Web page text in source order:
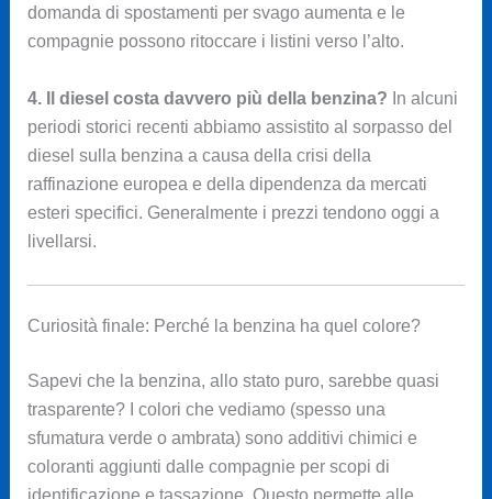
domanda di spostamenti per svago aumenta e le
compagnie possono ritoccare i listini verso l’alto.
4. Il diesel costa davvero più della benzina? In alcuni
periodi storici recenti abbiamo assistito al sorpasso del
diesel sulla benzina a causa della crisi della
raffinazione europea e della dipendenza da mercati
esteri specifici. Generalmente i prezzi tendono oggi a
livellarsi.
Curiosità finale: Perché la benzina ha quel colore?
Sapevi che la benzina, allo stato puro, sarebbe quasi
trasparente? I colori che vediamo (spesso una
sfumatura verde o ambrata) sono additivi chimici e
coloranti aggiunti dalle compagnie per scopi di
identificazione e tassazione. Questo permette alle